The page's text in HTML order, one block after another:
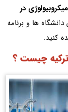
در
ها و برنامه
کنید.
چیست ؟